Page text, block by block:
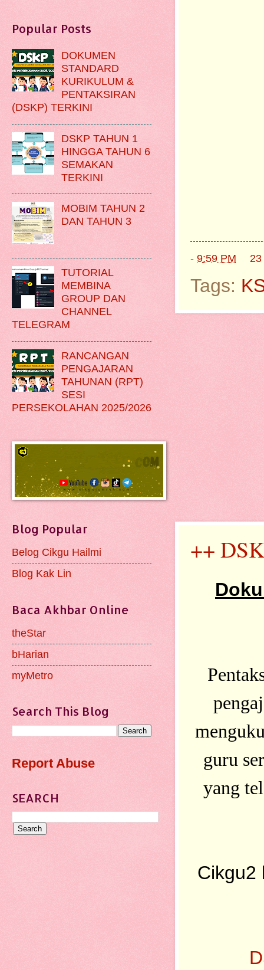
- 9:59 PM
Tags:
++
guru
yang
Cikgu2
Popular Posts
DOKUMEN
STANDARD
KURIKULUM &
PENTAKSIRAN
(DSKP) TERKINI
DSKP TAHUN 1
HINGGA TAHUN 6
SEMAKAN
TERKINI
MOBIM TAHUN 2
DAN TAHUN 3
TUTORIAL
MEMBINA
GROUP DAN
CHANNEL
TELEGRAM
RANCANGAN
PENGAJARAN
TAHUNAN (RPT)
SESI
PERSEKOLAHAN 2025/2026
Blog Popular
Belog Cikgu Hailmi
Blog Kak Lin
Baca Akhbar Online
theStar
bHarian
myMetro
Search This Blog
Report Abuse
SEARCH